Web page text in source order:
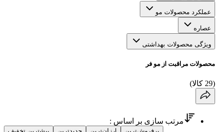
عملکرد محصولات مو
عصاره
ویژگی محصولات بهداشتی
محصولات مراقبت از مو فر
(
29 کالا)
مرتب سازی بر اساس :